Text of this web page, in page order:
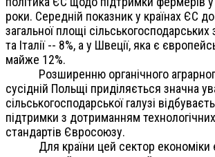
роки. Середній показник у країнах ЄС
загальної площі сільськогосподарських
та Італії -- 8%, а у Швеції, яка є
майже 12%.
Розширенню органічного
сусідній Польщі приділяється значна
сільськогосподарської галузі
підтримки з дотриманням
стандартів Євросоюзу.
Для країни цей сектор